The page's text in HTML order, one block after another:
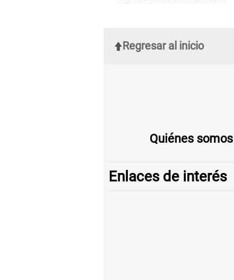
Regresar al inicio
Quiénes somos
Enlaces de interés